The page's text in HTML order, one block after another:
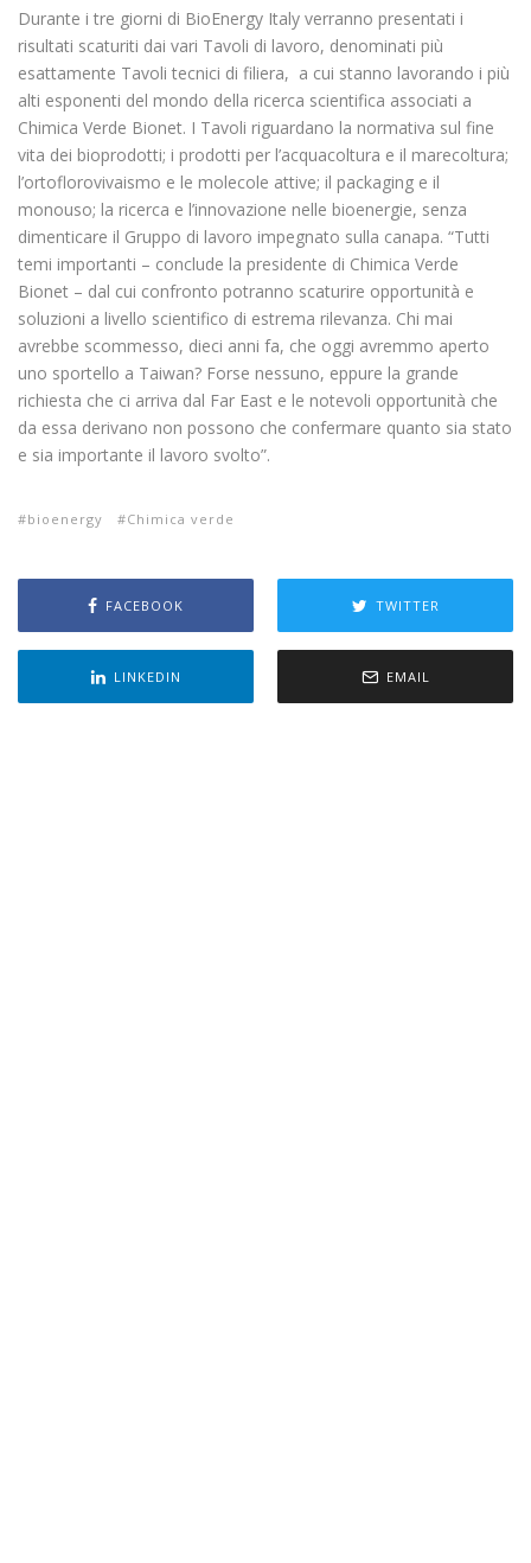
Durante i tre giorni di BioEnergy Italy verranno presentati i
risultati scaturiti dai vari Tavoli di lavoro, denominati più
esattamente Tavoli tecnici di filiera, a cui stanno lavorando i più
alti esponenti del mondo della ricerca scientifica associati a
Chimica Verde Bionet. I Tavoli riguardano la normativa sul fine
vita dei bioprodotti; i prodotti per l’acquacoltura e il marecoltura;
l’ortoflorovivaismo e le molecole attive; il packaging e il
monouso; la ricerca e l’innovazione nelle bioenergie, senza
dimenticare il Gruppo di lavoro impegnato sulla canapa. “Tutti
temi importanti – conclude la presidente di Chimica Verde
Bionet – dal cui confronto potranno scaturire opportunità e
soluzioni a livello scientifico di estrema rilevanza. Chi mai
avrebbe scommesso, dieci anni fa, che oggi avremmo aperto
uno sportello a Taiwan? Forse nessuno, eppure la grande
richiesta che ci arriva dal Far East e le notevoli opportunità che
da essa derivano non possono che confermare quanto sia stato
e sia importante il lavoro svolto”.
bioenergy Chimica verde
FACEBOOK TWITTER
LINKEDIN EMAIL